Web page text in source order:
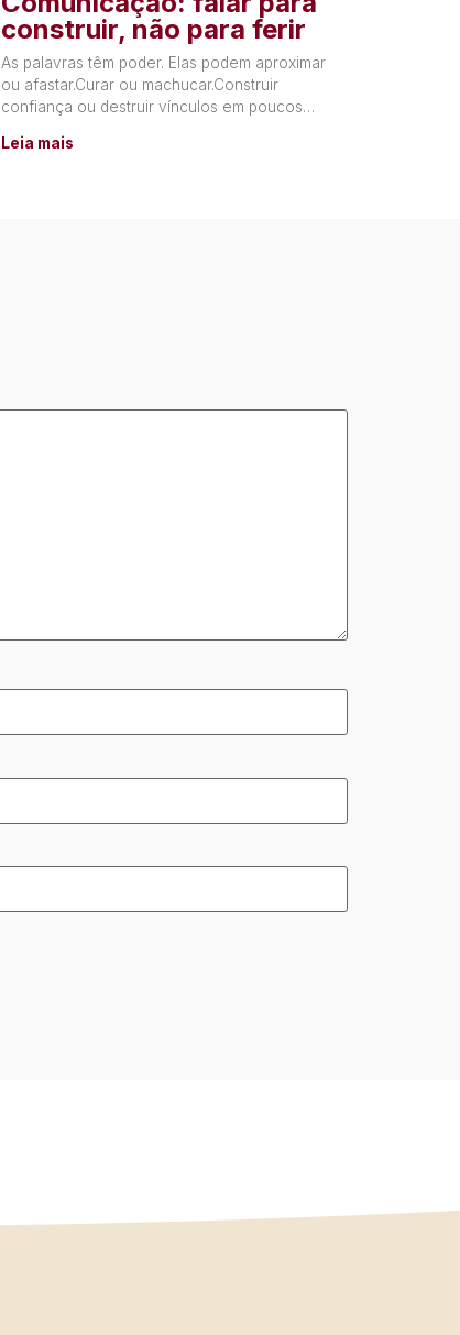
construir, não para ferir
As palavras têm poder. Elas podem aproximar
ou afastar.Curar ou machucar.Construir
confiança ou destruir vínculos em poucos
falta de
Leia mais